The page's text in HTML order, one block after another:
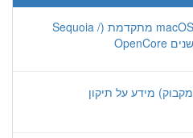
שדרוג SSD והתקנת macOS מתקדמת (Sequoia /
מידע על תיקון